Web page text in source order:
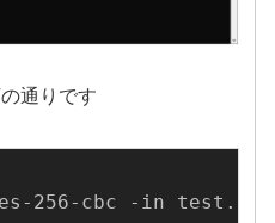
通りです
256-cbc -in